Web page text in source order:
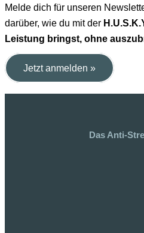
Melde dich für unseren
darüber, wie du mit der
Leistung bringst, ohne
Jetzt anmelden »
Das Anti-